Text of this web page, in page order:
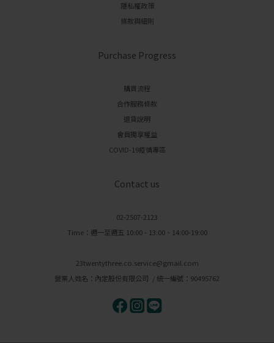
隱私權政策
條款與細則
Purchase Progress
購買流程
合作服務條款
退貨說明
會員獨享權益
COVID-19疫情專區
Contact us
02-2507-2123
Time：週一至週五 10:00 - 13:00、14:00-19:00
23twentythree.co.service@gmail.com
營業人姓名：內定股份有限公司 / 統一編號：90495762